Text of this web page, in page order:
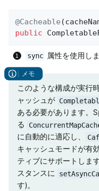
@Cacheable
public
sync 属性を使用しま
このような構成が実行
ャッシュが
ある必要があります。
る
に自動的に適応し、
キャッシュモードが有
ティブにサポートしま
スタンスに
す)。